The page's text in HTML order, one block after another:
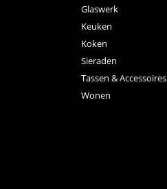
Glaswerk
Keuken
Koken
Sieraden
Tassen & Accessoires
Wonen